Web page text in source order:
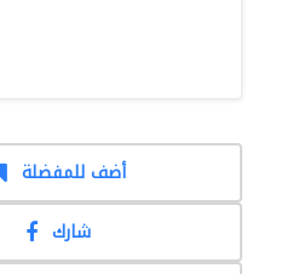
أضف للمفضلة
شارك